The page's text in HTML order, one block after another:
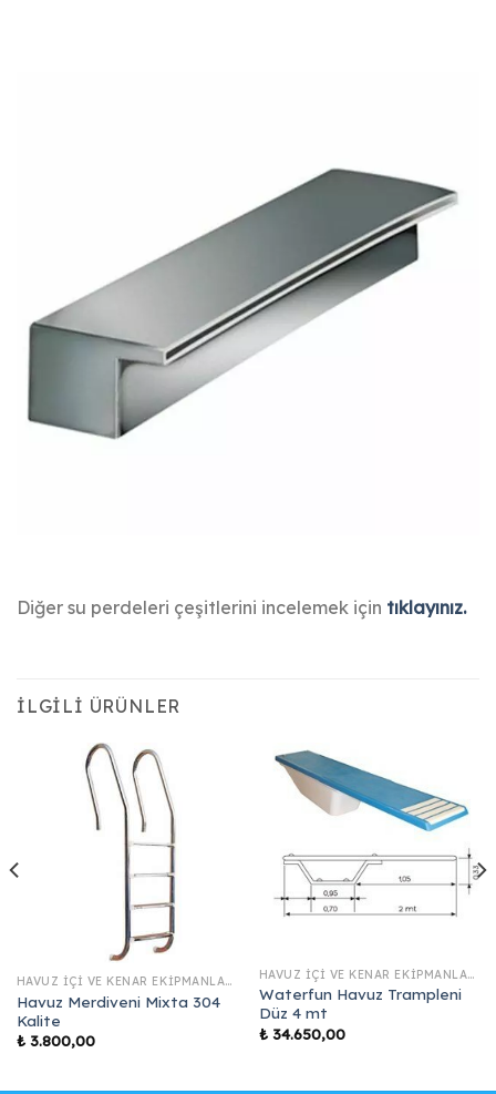
Diğer su perdeleri çeşitlerini incelemek için tıklayınız.
İLGILI ÜRÜNLER
HAVUZ İÇI VE KENAR EKIPMANLARI
Havuz Merdiveni Mixta 304
Kalite
₺3.800,00
HAVUZ İÇI VE KENAR EKIPMANLARI
Waterfun Havuz Trampleni
Düz 4 mt
₺34.650,00